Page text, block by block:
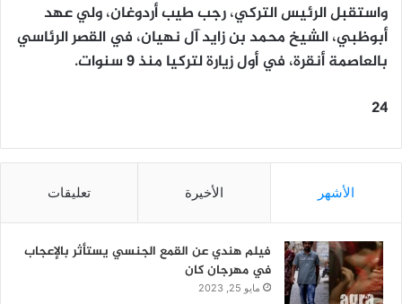
واستقبل الرئيس التركي، رجب طيب أردوغان، ولي عهد
أبوظبي، الشيخ محمد بن زايد آل نهيان، في القصر الرئاسي
بالعاصمة أنقرة، في أول زيارة لتركيا منذ 9 سنوات.
24
الأشهر الأخيرة تعليقات
فيلم هندي عن القمع الجنسي يستأثر بالإعجاب
في مهرجان كان
مايو 25, 2023